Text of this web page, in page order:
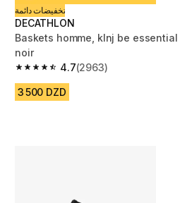
تخفيضات دائمة
DECATHLON
Baskets homme, klnj be essential
noir
4.7
4.7 out of 5 stars from 2963 reviews
(2963)
3 500 DZD